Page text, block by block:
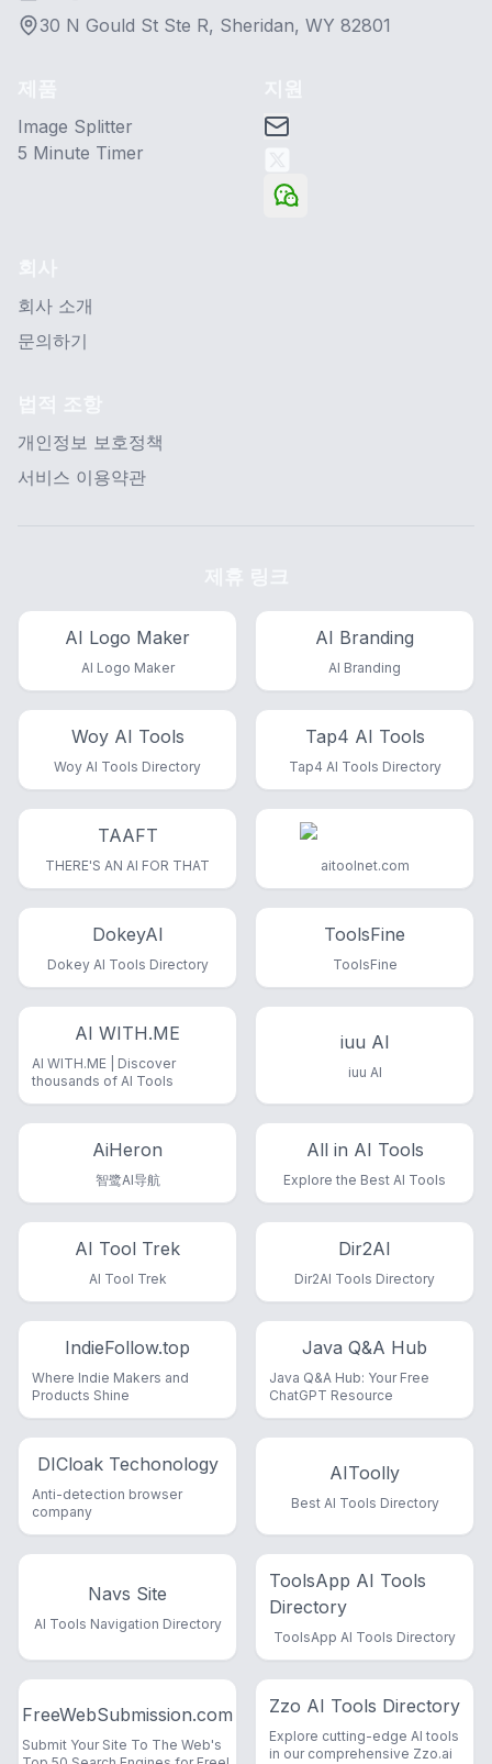
30 N Gould St Ste R, Sheridan, WY 82801
Image Splitter
5 Minute Timer
회사 소개
문의하기
개인정보 보호정책
서비스 이용약관
AI Logo Maker
AI Logo Maker
AI Branding
AI Branding
Woy AI Tools
Woy AI Tools Directory
Tap4 AI Tools
Tap4 AI Tools Directory
TAAFT
THERE'S AN AI FOR THAT aitoolnet.com
DokeyAI
Dokey AI Tools Directory
ToolsFine
ToolsFine
AI WITH.ME
AI WITH.ME | Discover
thousands of AI Tools
iuu AI
iuu AI
AiHeron
智鹭AI导航
All in AI Tools
Explore the Best AI Tools
AI Tool Trek
AI Tool Trek
Dir2AI
Dir2AI Tools Directory
IndieFollow.top
Where Indie Makers and
Products Shine
Java Q&A Hub
Java Q&A Hub: Your Free
ChatGPT Resource
DICloak Techonology
Anti-detection browser
company
AIToolly
Best AI Tools Directory
Navs Site
AI Tools Navigation Directory
ToolsApp AI Tools
Directory
ToolsApp AI Tools Directory
FreeWebSubmission.com
Submit Your Site To The Web's
Zzo AI Tools Directory
Explore cutting-edge AI tools
in our comprehensive Zzo.ai